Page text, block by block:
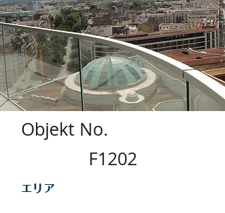
Objekt No.
F1202
​エリア